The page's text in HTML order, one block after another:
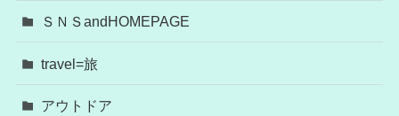
ＳＮＳandHOMEPAGE
travel=旅
アウトドア